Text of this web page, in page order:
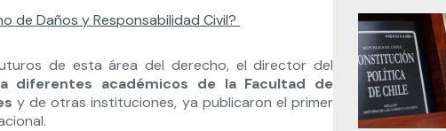
de Daños y Responsabilidad Civil?
de esta área del derecho, el director del
diferentes académicos de la Facultad de
y de otras instituciones, ya publicaron el primer